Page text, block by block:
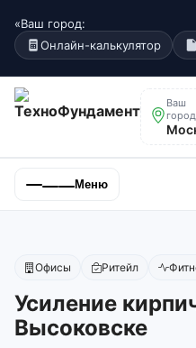
«Ваш город:
Онлайн-калькулятор
Ваш
город
Меню
Офисы Ритейл
Усиление
Высоковске